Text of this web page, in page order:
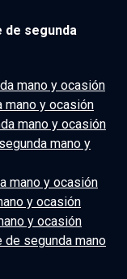
de segunda
mano y ocasión
y ocasión
mano y ocasión
mano y
mano y ocasión
y ocasión
y ocasión
segunda mano